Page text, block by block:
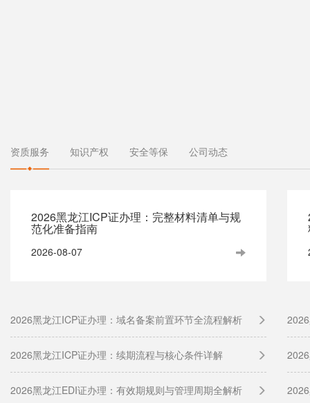
资质服务 知识产权 安全等保 公司动态
2026黑龙江ICP证办理：完整材料清单与规
范化准备指南
2026-08-07
2026黑龙江ICP证办理：域名备案前置环节全流程解析
2026黑龙江ICP证办理：续期流程与核心条件详解
2026黑龙江EDI证办理：有效期规则与管理周期全解析